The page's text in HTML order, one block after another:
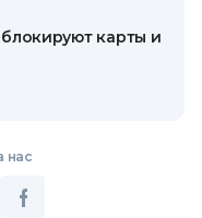
карты и
нас